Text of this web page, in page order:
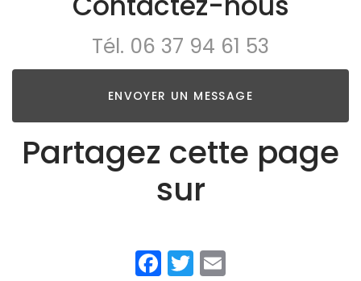
Tél. 06 37 94 61 53
ENVOYER UN MESSAGE
Partagez cette page
sur
Facebook
Twitter